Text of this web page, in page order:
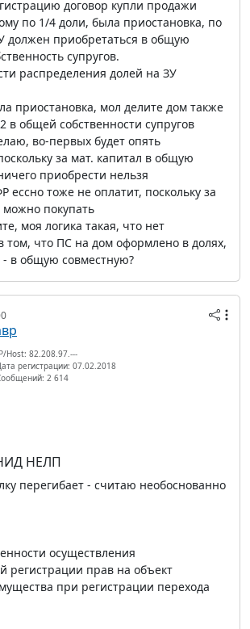
договор купли продажи
по 1/4 доли, была приостановка, по
должен приобретаться в общую
супругов.
распределения долей на ЗУ
приостановка, мол делите дом также
в общей собственности супругов
во-первых будет опять
за мат. капитал в общую
приобрести нельзя
ессно тоже не оплатит, поскольку за
покупать
моя логика такая, что нет
том, что ПС на дом оформлено в долях,
- в общую совместную?
Host: 82.208.97.---
регистрации: 07.02.2018
2 614
НЕЛП
перегибает - считаю необоснованно
осуществления
регистрации прав на объект
при регистрации перехода